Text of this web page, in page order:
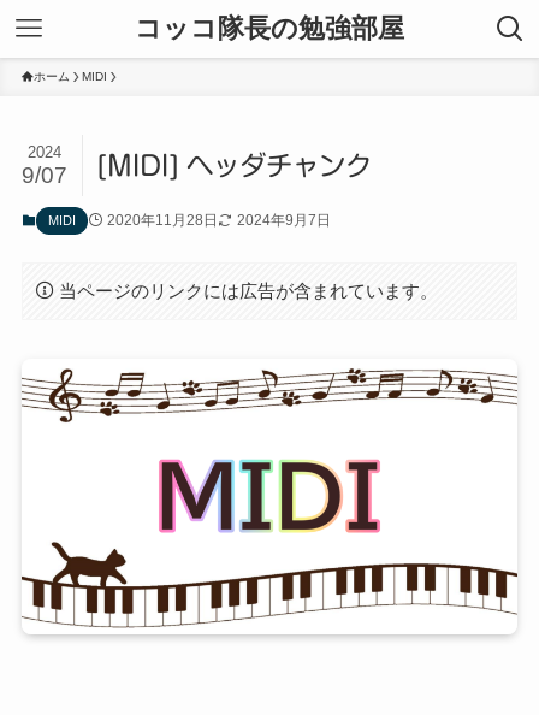
コッコ隊長の勉強部屋
ホーム MIDI
[MIDI] ヘッダチャンク
2024
9/07
MIDI 2020年11月28日 2024年9月7日
当ページのリンクには広告が含まれています。